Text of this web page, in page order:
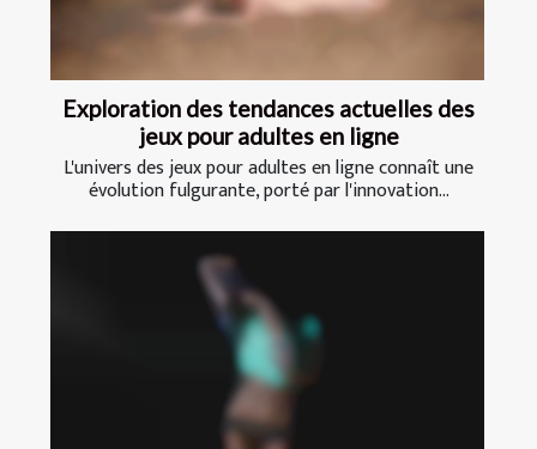
Exploration des tendances actuelles des
jeux pour adultes en ligne
L'univers des jeux pour adultes en ligne connaît une
évolution fulgurante, porté par l'innovation...